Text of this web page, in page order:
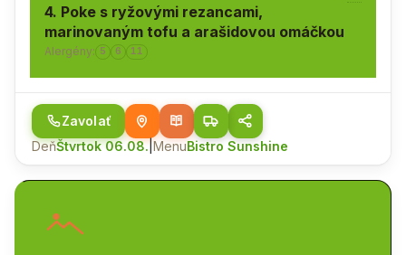
4. Poke s ryžovými rezancami,
marinovaným tofu a arašidovou omáčkou
Alergény: 5 6 11
Zavolať
DeňŠtvrtok 06.08.|MenuBistro Sunshine